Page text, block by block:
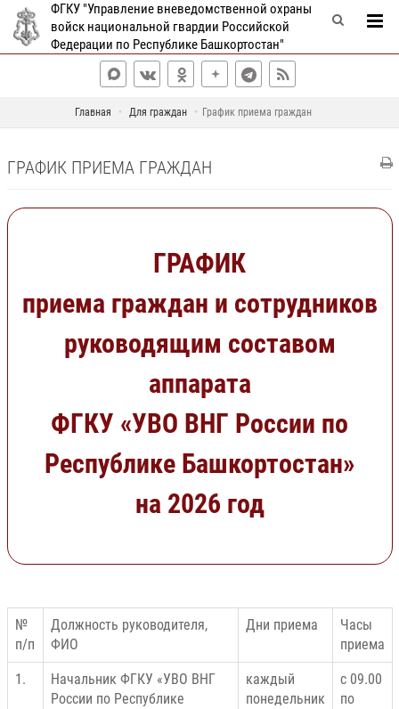
ФГКУ "Управление вневедомственной охраны
войск национальной гвардии Российской
Федерации по Республике Башкортостан"
Главная Для граждан График приема граждан
ГРАФИК ПРИЕМА ГРАЖДАН
ГРАФИК
приема граждан и сотрудников
руководящим составом
аппарата
ФГКУ «УВО ВНГ России по
Республике Башкортостан»
на 2026 год
№
п/п
Должность руководителя,
ФИО
Дни приема
Часы
приема
1.
Начальник ФГКУ «УВО ВНГ
России по Республике
каждый
понедельник
с 09.00
по